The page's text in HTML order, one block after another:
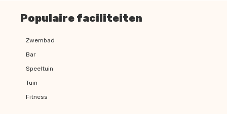
Populaire faciliteiten
Zwembad
Bar
Speeltuin
Tuin
Fitness